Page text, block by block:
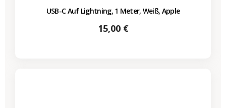
USB-C Auf Lightning, 1 Meter, Weiß, Apple
Preis
15,00 €